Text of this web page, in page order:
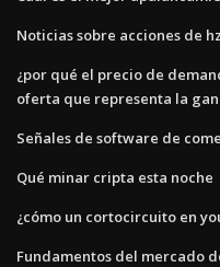
Noticias sobre acciones de
¿por qué el precio de
oferta que representa la
Señales de software de
Qué minar cripta esta noche
¿cómo un cortocircuito en
Fundamentos del mercado